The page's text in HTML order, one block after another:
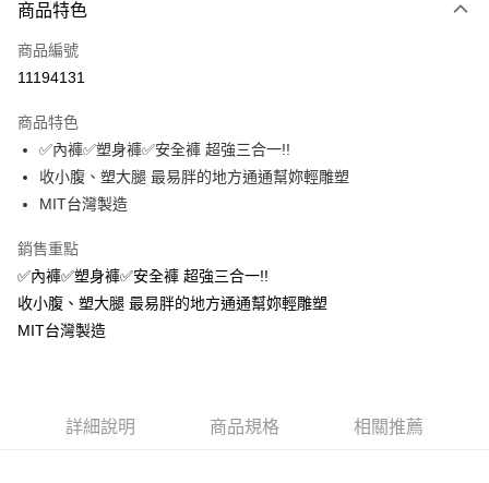
信用卡一次付款
超商取貨付款
Apple Pay
街口支付
ATM付款
貨到付款
每筆NT$70，滿NT$799(含以上)免運費
商品特色
商品編號
11194131
商品特色
✅內褲✅塑身褲✅安全褲 超強三合一!!
收小腹、塑大腿 最易胖的地方通通幫妳輕雕塑
MIT台灣製造
銷售重點
✅內褲✅塑身褲✅安全褲 超強三合一!!
收小腹、塑大腿 最易胖的地方通通幫妳輕雕塑
MIT台灣製造
詳細說明 商品規格 相關推薦